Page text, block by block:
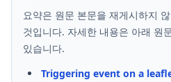
요약은 원문 본문을 재게시하지
것입니다. 자세한 내용은 아래 원
있습니다.
Triggering event on a